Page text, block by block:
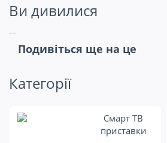
Ви дивилися
Подивіться ще на це
Категорії
Смарт ТВ
приставки